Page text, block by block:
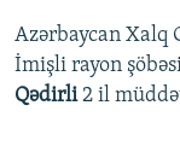
Azərbaycan Xalq
İmişli rayon
Qədirli2 il